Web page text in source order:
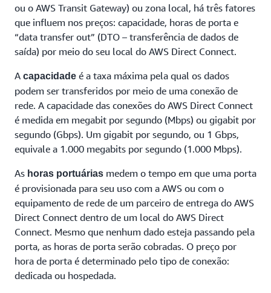
ou o AWS Transit Gateway) ou zona local, há três fatores
que influem nos preços: capacidade, horas de porta e
“data transfer out” (DTO – transferência de dados de
saída) por meio do seu local do AWS Direct Connect.
A capacidade é a taxa máxima pela qual os dados
podem ser transferidos por meio de uma conexão de
rede. A capacidade das conexões do AWS Direct Connect
é medida em megabit por segundo (Mbps) ou gigabit por
segundo (Gbps). Um gigabit por segundo, ou 1 Gbps,
equivale a 1.000 megabits por segundo (1.000 Mbps).
As horas portuárias medem o tempo em que uma porta
é provisionada para seu uso com a AWS ou com o
equipamento de rede de um parceiro de entrega do AWS
Direct Connect dentro de um local do AWS Direct
Connect. Mesmo que nenhum dado esteja passando pela
porta, as horas de porta serão cobradas. O preço por
hora de porta é determinado pelo tipo de conexão:
dedicada ou hospedada.